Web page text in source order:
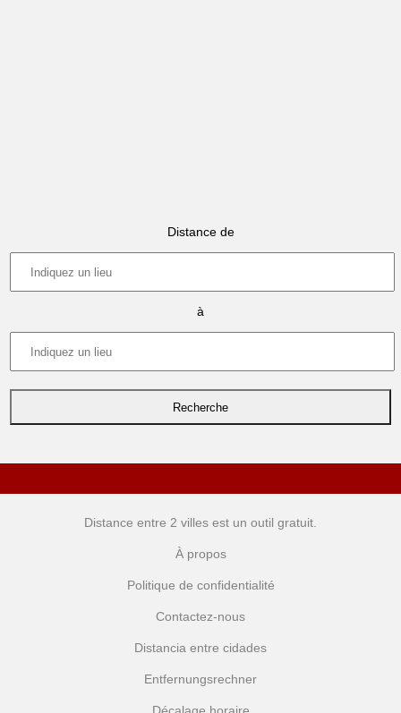
Distance de
à
Distance entre 2 villes est un outil gratuit.
À propos
Politique de confidentialité
Contactez-nous
Distancia entre cidades
Entfernungsrechner